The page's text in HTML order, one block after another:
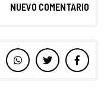
NUEVO COMENTARIO